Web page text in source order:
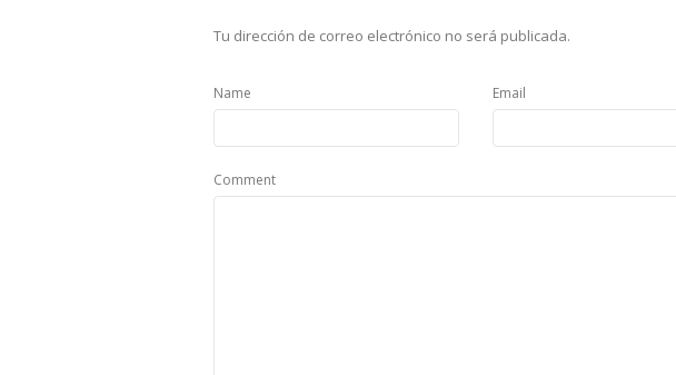
Tu dirección de correo electrónico no será publicada.
Name Email
Comment